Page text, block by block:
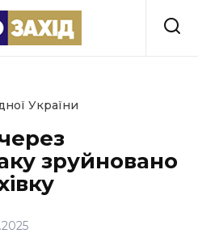
України
зруйновано